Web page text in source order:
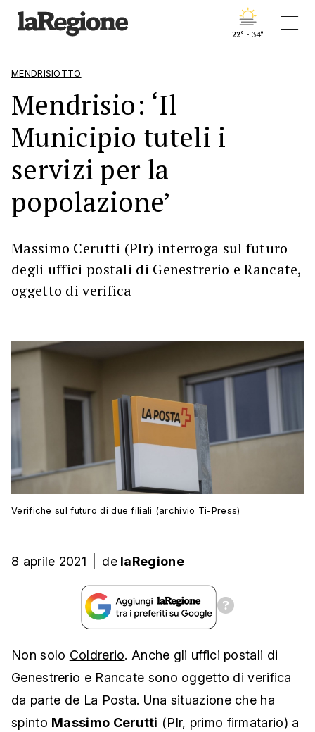
22° - 34°
MENDRISIOTTO
Mendrisio: ‘Il
Municipio tuteli i
servizi per la
popolazione’
Massimo Cerutti (Plr) interroga sul futuro
degli uffici postali di Genestrerio e Rancate,
oggetto di verifica
Verifiche sul futuro di due filiali (archivio Ti-Press)
8 aprile 2021 de laRegione
Non solo Coldrerio. Anche gli uffici postali di
Genestrerio e Rancate sono oggetto di verifica
da parte de La Posta. Una situazione che ha
spinto Massimo Cerutti (Plr, primo firmatario) a